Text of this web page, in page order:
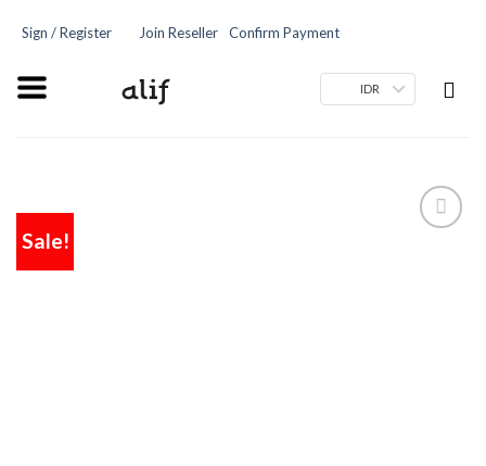
Sign / Register Join Reseller Confirm Payment
IDR
Sale!